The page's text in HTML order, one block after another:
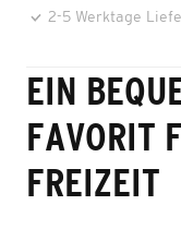
2-5 Werktage
EIN
FAVORIT
FREIZEIT